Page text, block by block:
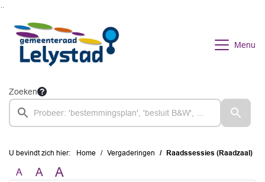
Menu
Zoeken
U bevindt zich hier: Home Vergaderingen Raadssessies (Raadzaal)
A A A